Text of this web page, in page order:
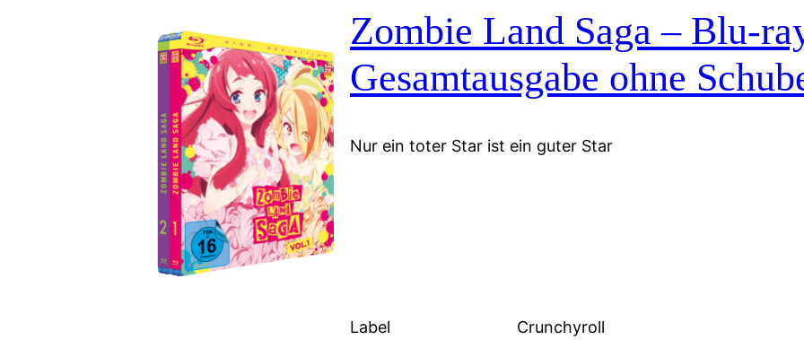
Zombie Land Saga – Blu-
Gesamtausgabe ohne
Nur ein toter Star ist ein guter Star
Label Crunchyroll